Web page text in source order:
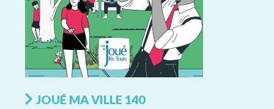
JOUÉ MA VILLE 140